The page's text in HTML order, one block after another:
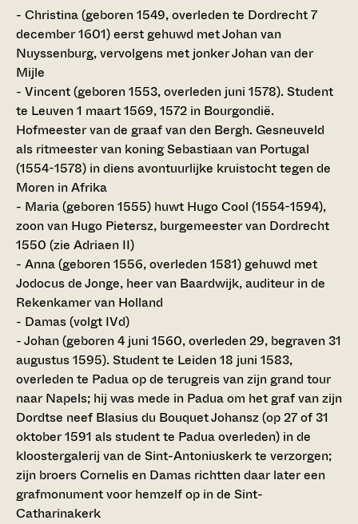
- Christina (geboren 1549, overleden te Dordrecht 7
december 1601) eerst gehuwd met Johan van
Nuyssenburg, vervolgens met jonker Johan van der
Mijle
- Vincent (geboren 1553, overleden juni 1578). Student
te Leuven 1 maart 1569, 1572 in Bourgondië.
Hofmeester van de graaf van den Bergh. Gesneuveld
als ritmeester van koning Sebastiaan van Portugal
(1554-1578) in diens avontuurlijke kruistocht tegen de
Moren in Afrika
- Maria (geboren 1555) huwt Hugo Cool (1554-1594),
zoon van Hugo Pietersz, burgemeester van Dordrecht
1550 (zie Adriaen II)
- Anna (geboren 1556, overleden 1581) gehuwd met
Jodocus de Jonge, heer van Baardwijk, auditeur in de
Rekenkamer van Holland
- Damas (volgt IVd)
- Johan (geboren 4 juni 1560, overleden 29, begraven 31
augustus 1595). Student te Leiden 18 juni 1583,
overleden te Padua op de terugreis van zijn grand tour
naar Napels; hij was mede in Padua om het graf van zijn
Dordtse neef Blasius du Bouquet Johansz (op 27 of 31
oktober 1591 als student te Padua overleden) in de
kloostergalerij van de Sint-Antoniuskerk te verzorgen;
zijn broers Cornelis en Damas richtten daar later een
grafmonument voor hemzelf op in de Sint-
Catharinakerk